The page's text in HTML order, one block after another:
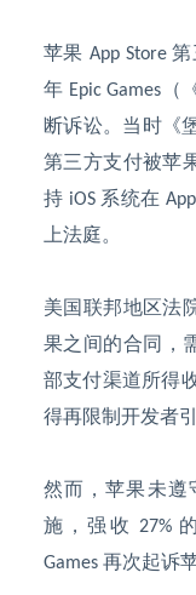
苹果 App Store第
年 Epic Games （
断诉讼。当时《
第三方支付被苹
持 iOS 系统在
上法庭。
美国联邦地区法
果之间的合同，
部支付渠道所得
得再限制开发者
然而，苹果未遵
施，强收 27%
Games 再次起诉